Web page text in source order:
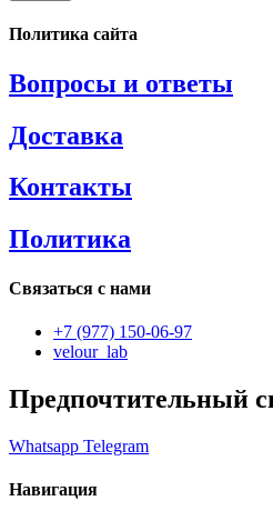
Политика сайта
Вопросы и ответы
Доставка
Контакты
Политика
Связаться с нами
+7 (977) 150-06-97
velour_lab
Предпочтительный
Whatsapp Telegram
Навигация